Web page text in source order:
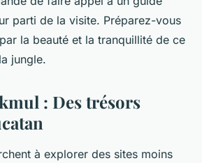
parti de la visite. Préparez-vous
la beauté et la tranquillité de ce
jungle.
: Des trésors
à explorer des sites moins